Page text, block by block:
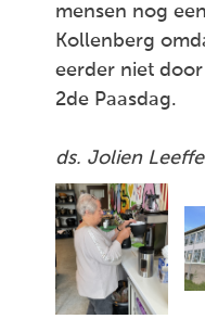
mensen nog
Kollenberg
eerder niet
2de Paasdag.
ds. Jolien